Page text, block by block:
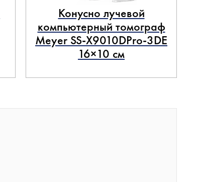
Конусно лучевой
компьютерный томограф
Meyer SS-X9010DPro-3DE
16×10 см